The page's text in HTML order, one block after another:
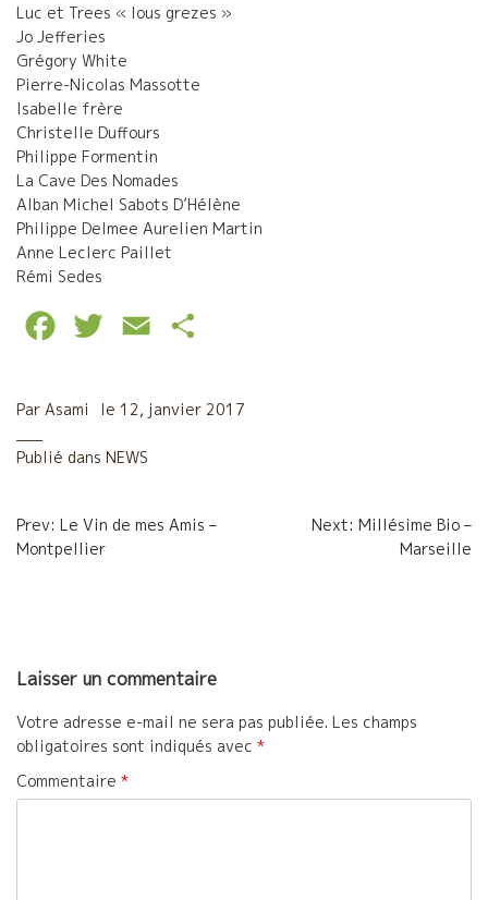
Luc et Trees « lous grezes »
Jo Jefferies
Grégory White
Pierre-Nicolas Massotte
Isabelle frère
Christelle Duffours
Philippe Formentin
La Cave Des Nomades
Alban Michel Sabots D’Hélène
Philippe Delmee Aurelien Martin
Anne Leclerc Paillet
Rémi Sedes
c
o
o
i
e
a
r
g
Par Asami le 12, janvier 2017
Publié dans NEWS
Navigation
de
Prev: Le Vin de mes Amis –
Montpellier
Next: Millésime Bio –
Marseille
Laisser un commentaire
Votre adresse e-mail ne sera pas publiée. Les champs
obligatoires sont indiqués avec *
Commentaire *